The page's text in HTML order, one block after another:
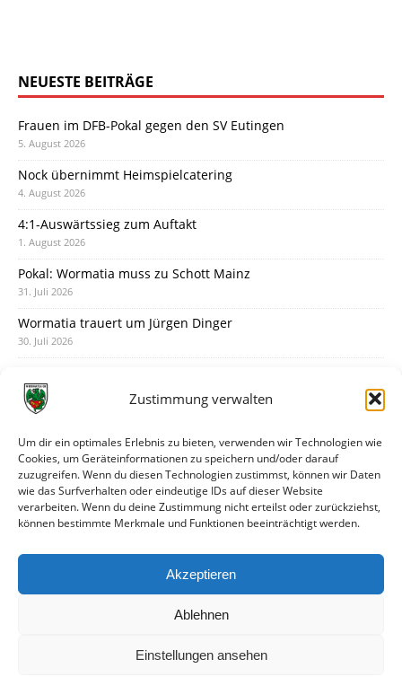
Zustimmung verwalten
Um dir ein optimales Erlebnis zu bieten, verwenden wir Technologien wie
Cookies, um Geräteinformationen zu speichern und/oder darauf
zuzugreifen. Wenn du diesen Technologien zustimmst, können wir Daten
wie das Surfverhalten oder eindeutige IDs auf dieser Website
verarbeiten. Wenn du deine Zustimmung nicht erteilst oder zurückziehst,
können bestimmte Merkmale und Funktionen beeinträchtigt werden.
Akzeptieren
Ablehnen
Einstellungen ansehen
NEUESTE BEITRÄGE
Frauen im DFB-Pokal gegen den SV Eutingen
5. August 2026
Nock übernimmt Heimspielcatering
4. August 2026
4:1-Auswärtssieg zum Auftakt
1. August 2026
Pokal: Wormatia muss zu Schott Mainz
31. Juli 2026
Wormatia trauert um Jürgen Dinger
30. Juli 2026
28. Juli 2026
28. Juli 2026
Neue Podcast-Folge: So tickt Björn!
27. Juli 2026
Eindrücke vom Stadionfest
Unterhaltsamer Abschlusstest mit später Niederlage
25. Juli 2026